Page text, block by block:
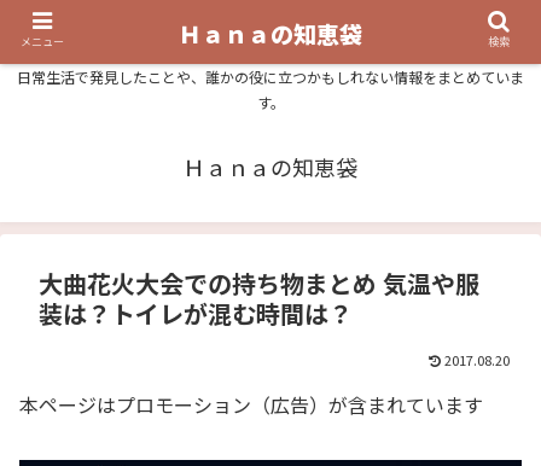
日常生活で発見したことや、誰かの役に立つかもしれない情報をまとめていま
す。
Ｈａｎａの知恵袋
大曲花火大会での持ち物まとめ 気温や服
装は？トイレが混む時間は？
2017.08.20
本ページはプロモーション（広告）が含まれています
メニュー Ｈａｎａの知恵袋 検索